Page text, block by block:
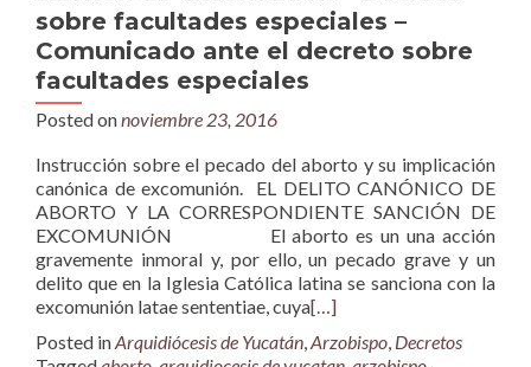
sobre facultades especiales –
Comunicado ante el decreto sobre
facultades especiales
Posted onnoviembre 23, 2016
Instrucción sobre el pecado del aborto y su implicación
canónica de excomunión. EL DELITO CANÓNICO DE
ABORTO Y LA CORRESPONDIENTE SANCIÓN DE
EXCOMUNIÓN El aborto es un una acción
gravemente inmoral y, por ello, un pecado grave y un
delito que en la Iglesia Católica latina se sanciona con la
excomunión latae sententiae, cuya[…]
Posted inArquidiócesis de Yucatán,Arzobispo, Decretos